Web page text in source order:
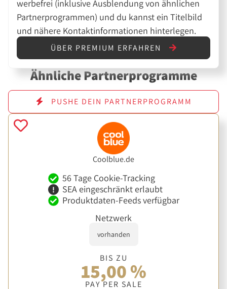
werbefrei (inklusive Ausblendung von ähnlichen
Partnerprogrammen) und du kannst ein Titelbild
und nähere Kontaktinformationen hinterlegen.
ÜBER PREMIUM ERFAHREN
Ähnliche Partnerprogramme
PUSHE DEIN PARTNERPROGRAMM
Coolblue.de
56 Tage Cookie-Tracking
SEA eingeschränkt erlaubt
Produktdaten-Feeds verfügbar
Netzwerk
vorhanden
BIS ZU
15,00 %
PAY PER SALE